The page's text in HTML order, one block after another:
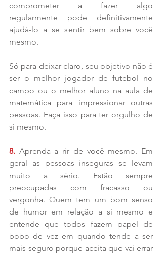
comprometer a fazer algo
regularmente pode definitivamente
ajudá-lo a se sentir bem sobre você
mesmo.
Só para deixar claro, seu objetivo não é
ser o melhor jogador de futebol no
campo ou o melhor aluno na aula de
matemática para impressionar outras
pessoas. Faça isso para ter orgulho de
si mesmo.
8. Aprenda a rir de você mesmo. Em
geral as pessoas inseguras se levam
muito a sério. Estão sempre
preocupadas com fracasso ou
vergonha. Quem tem um bom senso
de humor em relação a si mesmo e
entende que todos fazem papel de
bobo de vez em quando tende a ser
mais seguro porque aceita que vai errar